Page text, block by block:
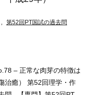
, 第52回PT国試の過去問
– 正常な肉芽の特徴は
治癒） 第52回理学・作